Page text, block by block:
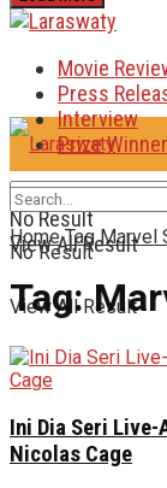
Movie
Press
Interview
Prize Winner
No Result
View All Result
No Result
View All Result
Home Tag Marvel
Tag:
Ini Dia Seri
Nicolas Cage